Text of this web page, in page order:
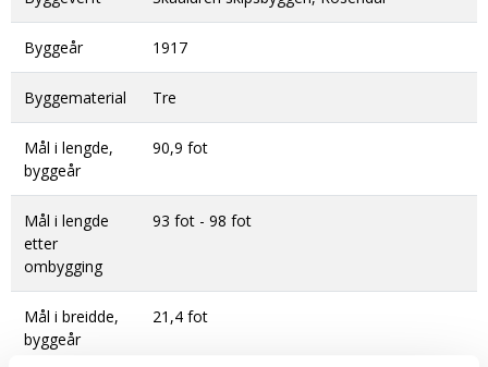
Byggeår 1917
Byggematerial Tre
Mål i lengde,
byggeår
90,9 fot
Mål i lengde
etter
ombygging
93 fot - 98 fot
Mål i breidde,
byggeår
21,4 fot